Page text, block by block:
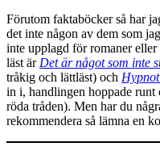
Förutom faktaböcker så har
det inte någon av dem som
inte upplagd för romaner
läst är Det är något som inte
tråkig och lättläst) och
in i, handlingen hoppade
röda tråden). Men har du
rekommendera så lämna en